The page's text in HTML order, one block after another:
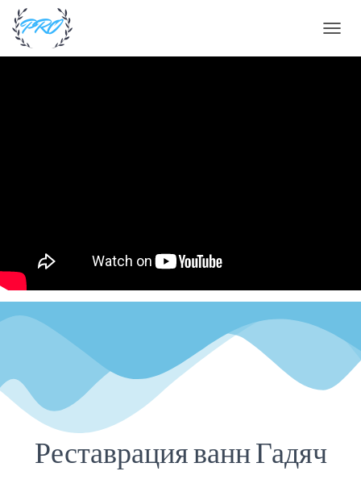
Е
Ц
Ю
Реставрация ванн Гадяч